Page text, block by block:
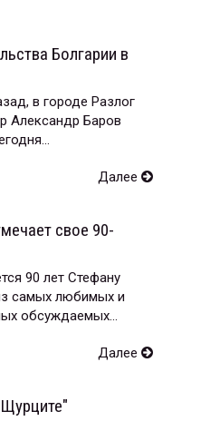
Болгарии в
в городе Разлог
Александр Баров
Далее
свое 90-
90 лет Стефану
самых любимых и
обсуждаемых...
Далее